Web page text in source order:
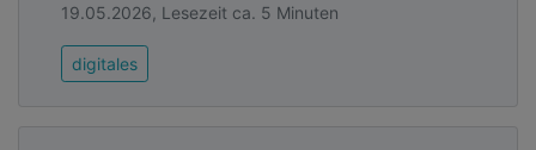
19.05.2026, Lesezeit ca. 5 Minuten
digitales